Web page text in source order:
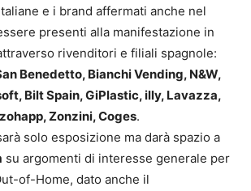
e i brand affermati anche nel
presenti alla manifestazione in
rivenditori e filiali spagnole:
Benedetto, Bianchi Vending, N&W,
Bilt Spain, GiPlastic, illy, Lavazza,
Zonzini, Coges.
solo esposizione ma darà spazio a
su argomenti di interesse generale per
of-Home, dato anche il